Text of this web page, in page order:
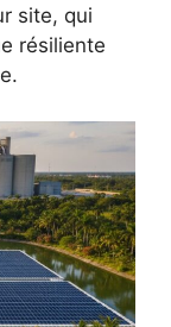
site, qui
résiliente